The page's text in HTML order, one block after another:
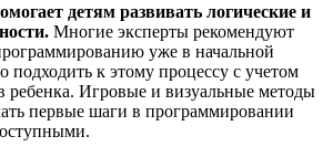
детям развивать логические и
Многие эксперты рекомендуют
уже в начальной
к этому процессу с учетом
ребенка. Игровые и визуальные методы
первые шаги в программировании